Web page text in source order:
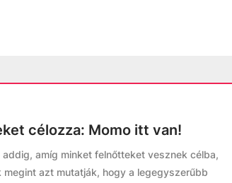
célozza: Momo itt van!
amíg minket felnőtteket vesznek célba,
azt mutatják, hogy a legegyszerűbb